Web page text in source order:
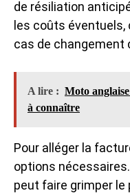
de résiliation
les coûts
cas de changement
A lire : Moto
à connaître
Pour alléger la
options
peut faire grimper le